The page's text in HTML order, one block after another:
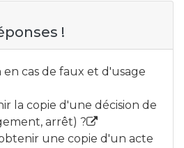
!
cas de faux et d'usage
la copie d'une décision de
arrêt) ?
une copie d'un acte